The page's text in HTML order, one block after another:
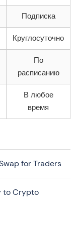
Подписка
Круглосуточно
По
расписанию
В любое
время
for Traders
to Crypto